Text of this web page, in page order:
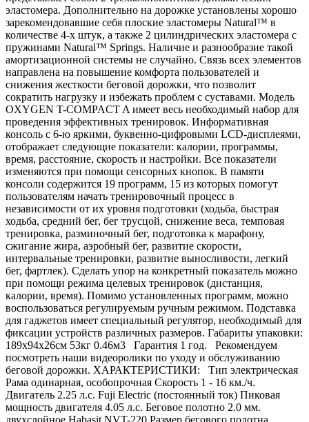
эластомера. Дополнительно на дорожке установлены хорошо
зарекомендовавшие себя плоские эластомеры Natural™ в
количестве 4-х штук, а также 2 цилиндрических эластомера с
пружинами Natural™ Springs. Наличие и разнообразие такой
амортизационной системы не случайно. Связь всех элементов
направлена на повышение комфорта пользователей и
снижения жесткости беговой дорожки, что позволит
сократить нагрузку и избежать проблем с суставами. Модель
OXYGEN T-COMPACT A имеет весь необходимый набор для
проведения эффективных тренировок. Информативная
консоль с 6-ю яркими, буквенно-цифровыми LCD-дисплеями,
отображает следующие показатели: калории, программы,
время, расстояние, скорость и настройки. Все показатели
изменяются при помощи сенсорных кнопок. В памяти
консоли содержится 19 программ, 15 из которых помогут
пользователям начать тренировочный процесс в
независимости от их уровня подготовки (ходьба, быстрая
ходьба, средний бег, бег трусцой, снижение веса, темповая
тренировка, разминочный бег, подготовка к марафону,
сжигание жира, аэробный бег, развитие скорости,
интервальные тренировки, развитие выносливости, легкий
бег, фартлек). Сделать упор на конкретный показатель можно
при помощи режима целевых тренировок (дистанция,
калории, время). Помимо установленных программ, можно
воспользоваться регулируемым ручным режимом. Подставка
для гаджетов имеет специальный регулятор, необходимый для
фиксации устройств различных размеров. Габариты упаковки:
189х94х26см 53кг 0.46м3 Гарантия 1 год. Рекомендуем
посмотреть наши видеоролики по уходу и обслуживанию
беговой дорожки. ХАРАКТЕРИСТИКИ: Тип электрическая
Рама одинарная, особопрочная Скорость 1 - 16 км./ч.
Двигатель 2.25 л.с. Fuji Electric (постоянный ток) Пиковая
мощность двигателя 4.05 л.с. Беговое полотно 2.0 мм.